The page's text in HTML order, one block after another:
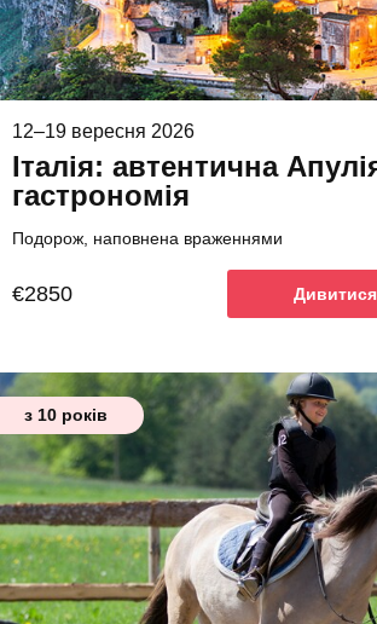
12–19 вересня 2026
Італія: автентична
гастрономія
Подорож, наповнена враженнями
€2850
з 10 років